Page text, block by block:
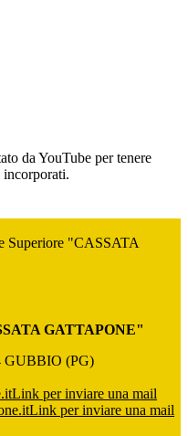
da YouTube per tenere
Superiore "CASSATA
GATTAPONE"
GUBBIO (PG)
Link per inviare una mail
Link per inviare una mail